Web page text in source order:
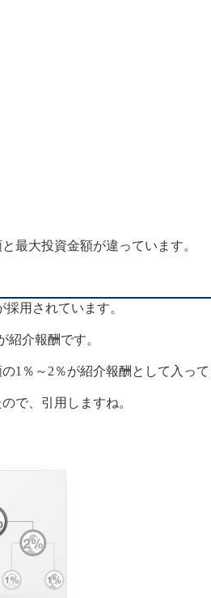
最大投資金額が違っています。
用されています。
紹介報酬です。
1％～2％が紹介報酬として入って
で、引用しますね。